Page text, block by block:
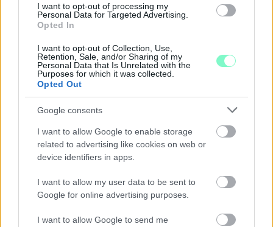
I want to opt-out of processing my
Personal Data for Targeted Advertising.
Opted In
I want to opt-out of Collection, Use,
Retention, Sale, and/or Sharing of my
Personal Data that Is Unrelated with the
Purposes for which it was collected.
Opted Out
Google consents
I want to allow Google to enable storage
related to advertising like cookies on web or
device identifiers in apps.
I want to allow my user data to be sent to
Google for online advertising purposes.
I want to allow Google to send me
KICSERÉLTÉK A GYŐRI KÓRHÁZBAN
MEGHIBÁSODOTT TRANSZFORMÁTORT
Megkezdték az elhalasztott egészségügyi ellátásokat.
Szólj hozzá!